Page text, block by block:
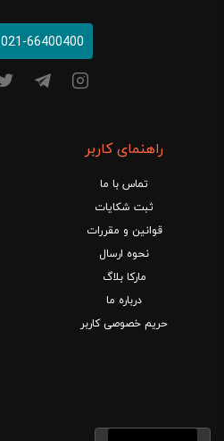
021-66400400
راهنمای کاربر
تماس با ما
ثبت شکایات
قوانین و مقررات
نحوه ارسال
مارکا بلاگ
درباره ما
حریم خصوصی کاربر